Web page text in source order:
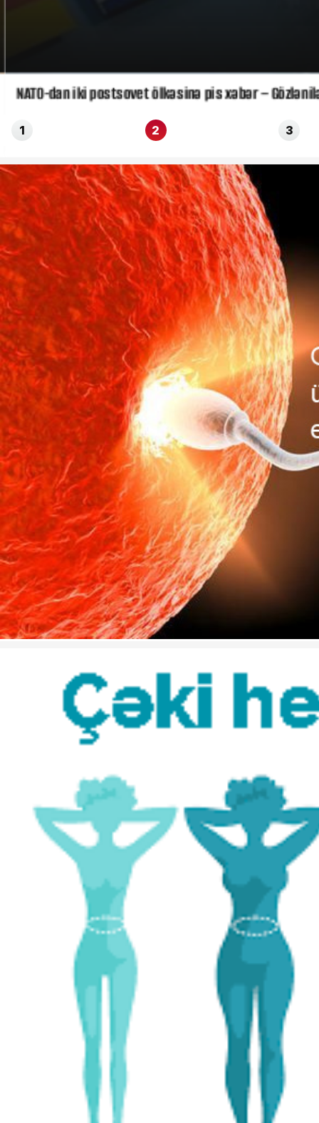
NATO-dan iki postsovet ölkəsinə pis xəbər –
1 2 3